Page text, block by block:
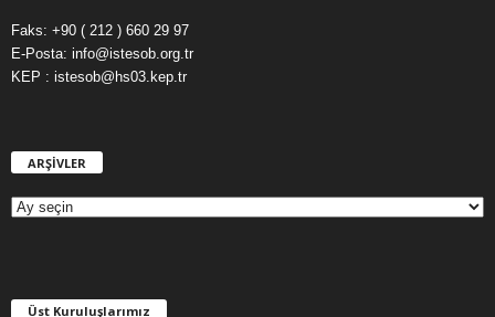
Faks: +90 ( 212 ) 660 29 97
E-Posta: info@istesob.org.tr
KEP : istesob@hs03.kep.tr
ARŞİVLER
E
Üst Kuruluşlarımız